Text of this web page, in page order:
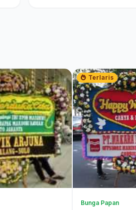
Terlaris
Bunga Papan